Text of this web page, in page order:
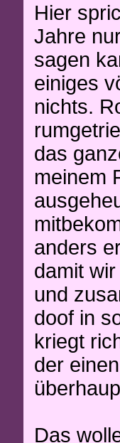
Hier
Jahre
sagen
einiges
nichts.
das
meinem
anders
damit
und
doof in
kriegt
der
Das